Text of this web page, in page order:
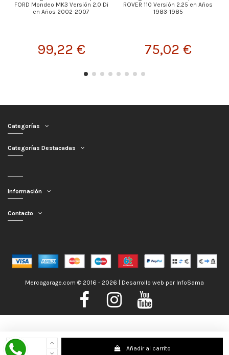
Nos encontramos de Vacaciones, no obstante los pedidos hechos se
despacharán con normalidad; usted puede hacer su pedido y le será enviado en
Añadir al carrito
FORD Mondeo MK3 Versión 2.0 Di
en Años 2002-2007
99,22 €
ROVER 110 Versión 2.25 en Años
1983-1985
75,02 €
Categorías
Categorías Destacadas
Información
Contacto
Mercagarage.com © 2016 - 2026 | Desarrollo web por InfoSama